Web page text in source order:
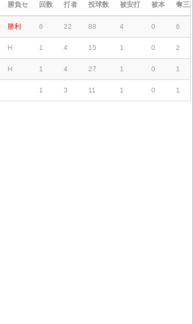
勝負セ
回数
打者 投球数 被安打 被本 奪三
勝利 6 22 88 4 0 6
H 1 4 15 1 0 2
H 1 4 27 1 0 1
1 3 11 1 0 1